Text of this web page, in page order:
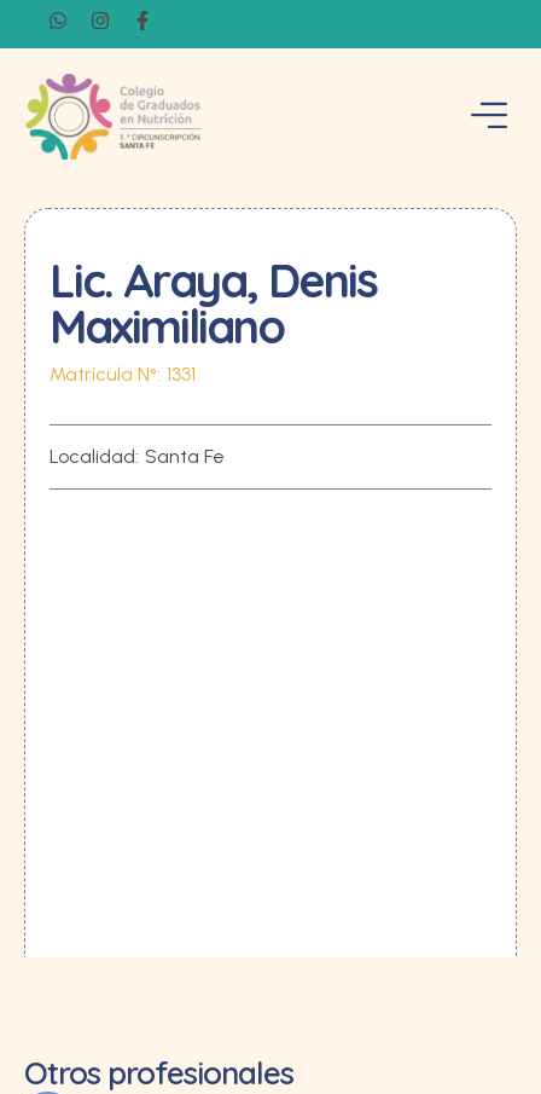
Lic. Araya, Denis
Maximiliano
Matrícula N°: 1331
Localidad: Santa Fe
Otros profesionales